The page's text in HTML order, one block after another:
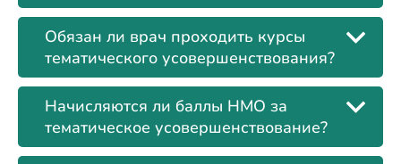
Обязан ли врач проходить курсы
тематического усовершенствования?
Начисляются ли баллы НМО за
тематическое усовершенствование?